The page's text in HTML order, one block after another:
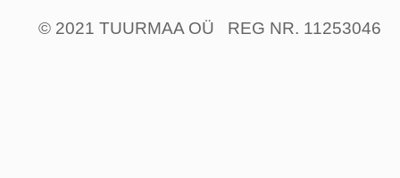
© 2021 TUURMAA OÜ REG NR. 11253046